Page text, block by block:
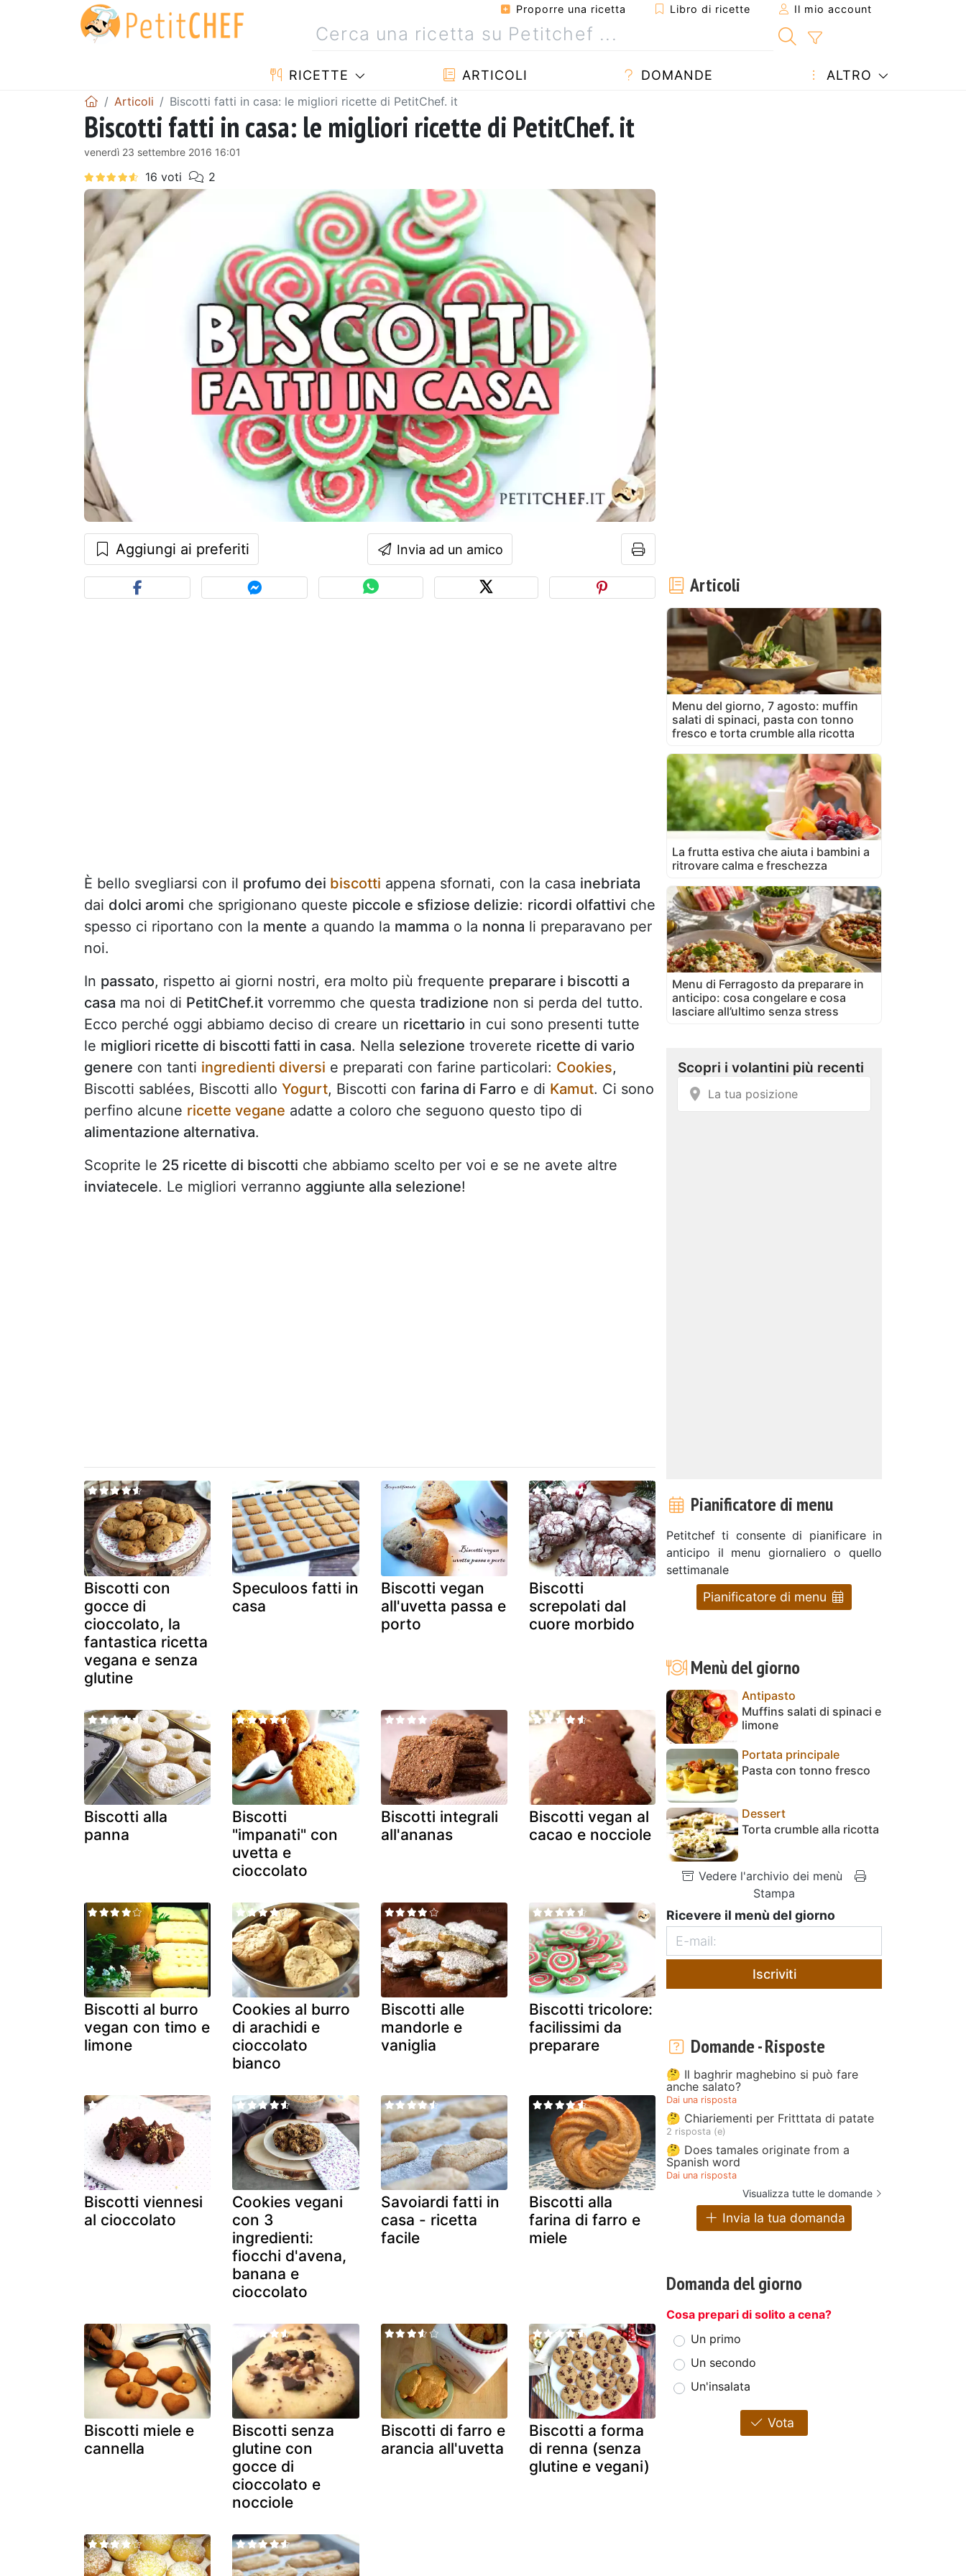
Proporre una ricetta Libro di ricette Il mio account
RICETTE ARTICOLI DOMANDE ALTRO
Articoli Biscotti fatti in casa: le migliori ricette di PetitChef. it
Biscotti fatti in casa: le migliori ricette di PetitChef. it
venerdì 23 settembre 2016 16:01
Aggiungi ai preferiti Invia ad un amico
È bello svegliarsi con il profumo dei biscotti appena sfornati, con la casa inebriata
dai dolci aromi che sprigionano queste piccole e sfiziose delizie: ricordi olfattivi che
spesso ci riportano con la mente a quando la mamma o la nonna li preparavano per
noi.
In passato, rispetto ai giorni nostri, era molto più frequente preparare i biscotti a
casa ma noi di PetitChef.it vorremmo che questa tradizione non si perda del tutto.
Ecco perché oggi abbiamo deciso di creare un ricettario in cui sono presenti tutte
le migliori ricette di biscotti fatti in casa. Nella selezione troverete ricette di vario
genere con tanti ingredienti diversi e preparati con farine particolari: Cookies,
Biscotti sablées, Biscotti allo Yogurt, Biscotti con farina di Farro e di Kamut. Ci sono
perfino alcune ricette vegane adatte a coloro che seguono questo tipo di
alimentazione alternativa.
Scoprite le 25 ricette di biscotti che abbiamo scelto per voi e se ne avete altre
inviatecele. Le migliori verranno aggiunte alla selezione!
Biscotti con
gocce di
cioccolato, la
fantastica ricetta
vegana e senza
glutine
Speculoos fatti in
casa
Biscotti vegan
all'uvetta passa e
porto
Biscotti
screpolati dal
cuore morbido
Biscotti alla
panna
Biscotti
"impanati" con
uvetta e
cioccolato
Biscotti integrali
all'ananas
Biscotti vegan al
cacao e nocciole
Biscotti al burro
vegan con timo e
limone
Cookies al burro
di arachidi e
cioccolato
bianco
Biscotti alle
mandorle e
vaniglia
Biscotti tricolore:
facilissimi da
preparare
Biscotti viennesi
al cioccolato
Cookies vegani
con 3
ingredienti:
fiocchi d'avena,
banana e
cioccolato
Savoiardi fatti in
casa - ricetta
facile
Biscotti alla
farina di farro e
miele
Biscotti miele e
cannella
Biscotti senza
glutine con
gocce di
cioccolato e
nocciole
Biscotti di farro e
arancia all'uvetta
Biscotti a forma
di renna (senza
glutine e vegani)
Articoli
Menu del giorno, 7 agosto: muffin
salati di spinaci, pasta con tonno
fresco e torta crumble alla ricotta
La frutta estiva che aiuta i bambini a
ritrovare calma e freschezza
Menu di Ferragosto da preparare in
anticipo: cosa congelare e cosa
lasciare all’ultimo senza stress
Pianificatore di menu
Petitchef ti consente di pianificare in
anticipo il menu giornaliero o quello
settimanale
Pianificatore di menu
Menù del giorno
Antipasto
Muffins salati di spinaci e
limone
Portata principale
Pasta con tonno fresco
Dessert
Torta crumble alla ricotta
Vedere l'archivio dei menù
Stampa
Ricevere il menù del giorno
Iscriviti
Domande - Risposte
🤔 Il baghrir maghebino si può fare
anche salato?
Dai una risposta
🤔 Chiariementi per Fritttata di patate
2 risposta (e)
🤔 Does tamales originate from a
Spanish word
Dai una risposta
Visualizza tutte le domande
Invia la tua domanda
Domanda del giorno
Cosa prepari di solito a cena?
Un primo
Un secondo
Un'insalata
Vota